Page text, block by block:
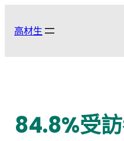
高材生
84.8%受